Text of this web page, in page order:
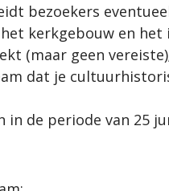
bezoekers
kerkgebouw en het
(maar geen
dat je
in de periode van 25